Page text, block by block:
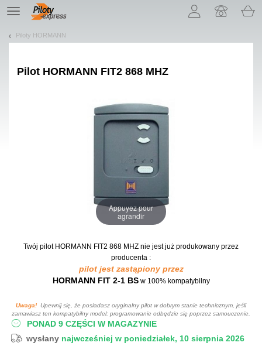
TE
navigation
Piloty HORMANN
Pilot HORMANN FIT2 868 MHZ
Appuyez pour
agrandir
Twój pilot HORMANN FIT2 868 MHZ nie jest już produkowany przez
producenta :
pilot jest zastąpiony przez
HORMANN FIT 2‑1 BS w 100% kompatybilny
Uwaga! Upewnij się, że posiadasz oryginalny pilot w dobrym stanie technicznym, jeśli
zamawiasz ten kompatybilny model: programowanie odbędzie się poprzez samouczenie.
PONAD 9 CZĘŚCI W MAGAZYNIE
wysłany najwcześniej w poniedziałek, 10 sierpnia 2026
Pozwól, że przedstawimy nasze ciasteczka!